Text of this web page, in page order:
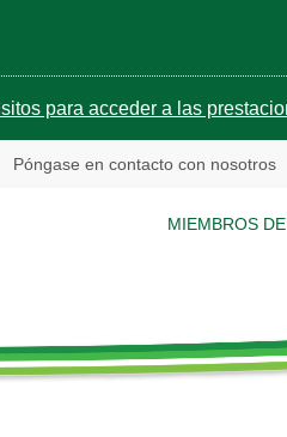
para acceder a las
Póngase en contacto con nosotros
MIEMBROS